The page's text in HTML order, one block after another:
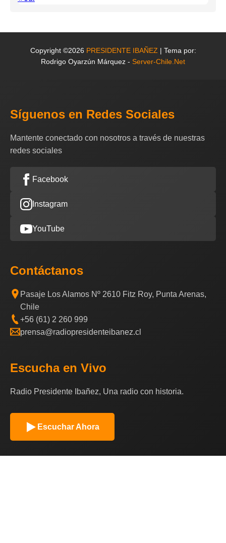
Copyright ©2026 PRESIDENTE IBAÑEZ | Tema por:
Rodrigo Oyarzún Márquez - Server-Chile.Net
Síguenos en Redes Sociales
Mantente conectado con nosotros a través de nuestras
redes sociales
Facebook
Instagram
YouTube
Contáctanos
Pasaje Los Alamos Nº 2610 Fitz Roy, Punta Arenas,
Chile
+56 (61) 2 260 999
prensa@radiopresidenteibanez.cl
Escucha en Vivo
Radio Presidente Ibañez, Una radio con historia.
Escuchar Ahora